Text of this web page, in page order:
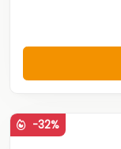
-32%